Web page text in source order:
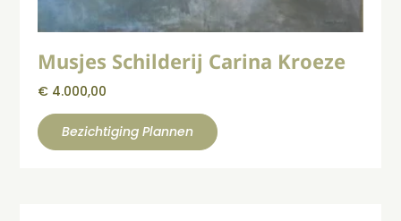
Musjes Schilderij Carina Kroeze
€ 4.000,00
Bezichtiging Plannen